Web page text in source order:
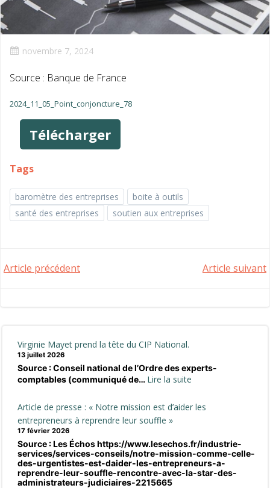
novembre 7, 2024
Source : Banque de France
2024_11_05_Point_conjoncture_78
Télécharger
Tags
baromètre des entreprises
boite à outils
santé des entreprises
soutien aux entreprises
Post
Article précédent Article suivant
Virginie Mayet prend la tête du CIP National.
13 juillet 2026
Source : Conseil national de l’Ordre des experts-
comptables (communiqué de… Lire la suite
Mayet
tête
du
CIP
Article de presse : « Notre mission est d’aider les
entrepreneurs à reprendre leur souffle »
17 février 2026
Source : Les Échos https://www.lesechos.fr/industrie-
services/services-conseils/notre-mission-comme-celle-
des-urgentistes-est-daider-les-entrepreneurs-a-
reprendre-leur-souffle-rencontre-avec-la-star-des-
administrateurs-judiciaires-2215665